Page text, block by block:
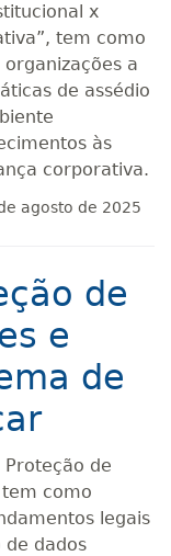
x
tem como
a
de assédio
às
corporativa.
agosto de 2025
de
e
de
Proteção de
tem como
legais
de dados